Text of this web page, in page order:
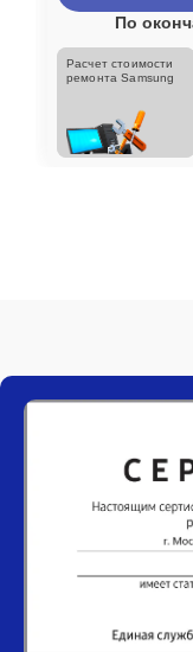
По
Расчет стоимости
ремонта Samsung